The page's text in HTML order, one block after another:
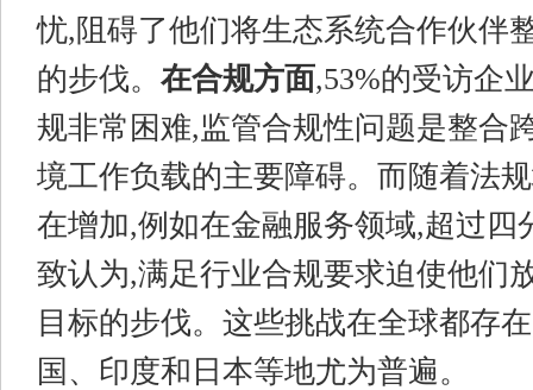
忧,阻碍了他们将生态系统合作伙伴
的步伐。 在合规方面,53%的受访企
规非常困难,监管合规性问题是整合
境工作负载的主要障碍。而随着法
在增加,例如在金融服务领域,超过四
致认为,满足行业合规要求迫使他们
目标的步伐。这些挑战在全球都存
国、印度和日本等地尤为普遍。